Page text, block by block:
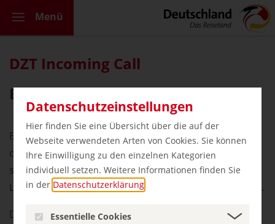
Datenschutzeinstellungen
Hier finden Sie eine Übersicht über die auf der
Webseite verwendeten Arten von Cookies. Sie können
Ihre Einwilligung zu den einzelnen Kategorien
individuell setzen. Weitere Informationen finden Sie
in der Datenschutzerklärung
Essentielle Cookies
Menü
DZT Incoming Call
Belgien, Juli 2026
Ein schnelles Update - ein kurzer Anruf - können in
dynamischen Zeiten wie diesen von großem Nutzen
sein, denn es ist entscheidend, stets auf dem
Laufenden zu bleiben und schnell reagieren zu können.
Daher haben wir ein Format entwickelt, das Ihnen